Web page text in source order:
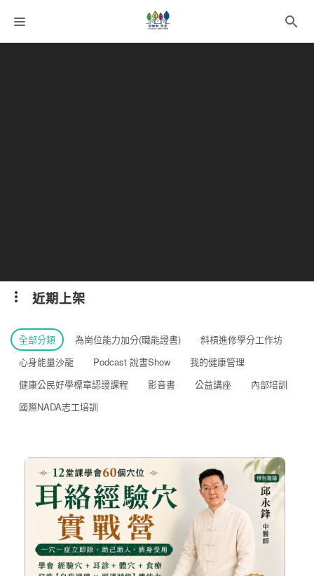
近期上架
全部分類 為崗位能力加分(職能證書)
斜槓進修學分工作坊
心身能量沙龍
Podcast 說書Show
我的健康管理
健康公民好學標章認證課程
影音書 公益講座
內部培訓
國際NADA志工培訓